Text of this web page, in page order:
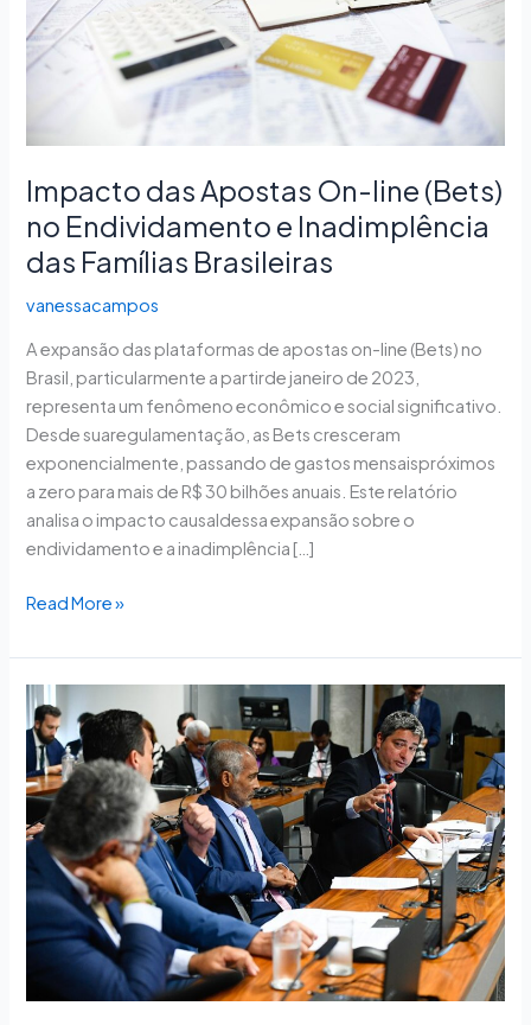
Impacto das Apostas On-line (Bets)
no Endividamento e Inadimplência
das Famílias Brasileiras
vanessacampos
A expansão das plataformas de apostas on-line (Bets) no
Brasil, particularmente a partirde janeiro de 2023,
representa um fenômeno econômico e social significativo.
Desde suaregulamentação, as Bets cresceram
exponencialmente, passando de gastos mensaispróximos
a zero para mais de R$ 30 bilhões anuais. Este relatório
analisa o impacto causaldessa expansão sobre o
endividamento e a inadimplência […]
no
Endividamento
e
Brasileiras
Read More »
Painel
do
Comércio
–
29
de
maio
de
2025